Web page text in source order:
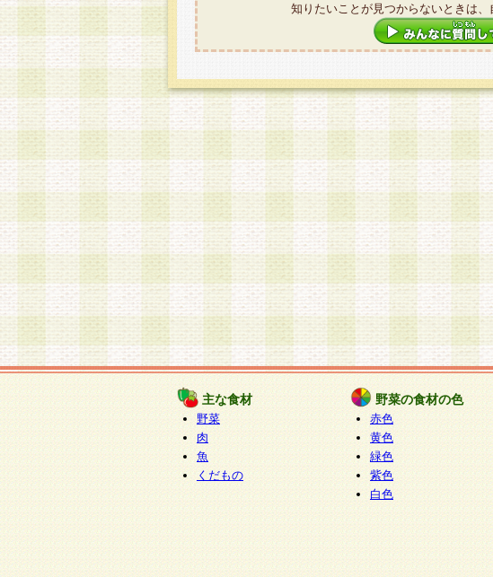
知りたいことが見つからないときは、
主な食材
野菜
肉
魚
くだもの
野菜の食材の色
赤色
黄色
緑色
紫色
白色